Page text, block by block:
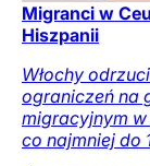
Migranci w
Hiszpanii
Włochy
ograniczeń na
migracyjnym
co najmniej do